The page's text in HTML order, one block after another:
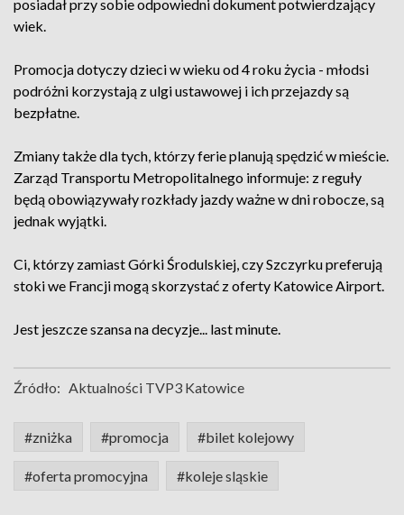
posiadał przy sobie odpowiedni dokument potwierdzający
wiek.
Promocja dotyczy dzieci w wieku od 4 roku życia - młodsi
podróżni korzystają z ulgi ustawowej i ich przejazdy są
bezpłatne.
Zmiany także dla tych, którzy ferie planują spędzić w mieście.
Zarząd Transportu Metropolitalnego informuje: z reguły
będą obowiązywały rozkłady jazdy ważne w dni robocze, są
jednak wyjątki.
Ci, którzy zamiast Górki Środulskiej, czy Szczyrku preferują
stoki we Francji mogą skorzystać z oferty Katowice Airport.
Jest jeszcze szansa na decyzje... last minute.
Źródło: Aktualności TVP3 Katowice
#zniżka #promocja #bilet kolejowy
#oferta promocyjna #koleje sląskie